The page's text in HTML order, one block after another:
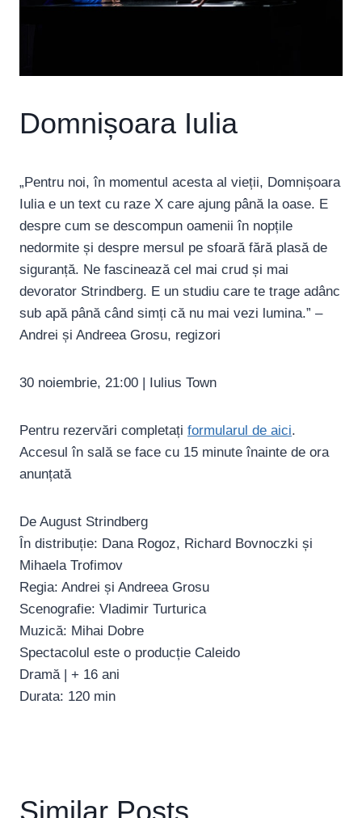
Domnișoara Iulia
„Pentru noi, în momentul acesta al vieții, Domnișoara
Iulia e un text cu raze X care ajung până la oase. E
despre cum se descompun oamenii în nopțile
nedormite și despre mersul pe sfoară fără plasă de
siguranță. Ne fascinează cel mai crud și mai
devorator Strindberg. E un studiu care te trage adânc
sub apă până când simți că nu mai vezi lumina.” –
Andrei și Andreea Grosu, regizori
30 noiembrie, 21:00 | Iulius Town
Pentru rezervări completați formularul de aici.
Accesul în sală se face cu 15 minute înainte de ora
anunțată
De August Strindberg
În distribuție: Dana Rogoz, Richard Bovnoczki și
Mihaela Trofimov
Regia: Andrei și Andreea Grosu
Scenografie: Vladimir Turturica
Muzică: Mihai Dobre
Spectacolul este o producție Caleido
Dramă | + 16 ani
Durata: 120 min
Similar Posts